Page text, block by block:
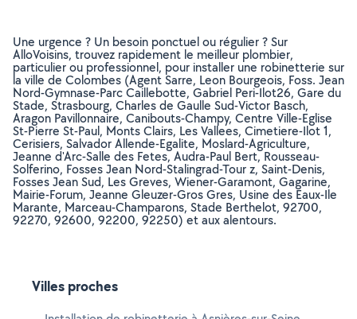
Une urgence ? Un besoin ponctuel ou régulier ? Sur
AlloVoisins, trouvez rapidement le meilleur plombier,
particulier ou professionnel, pour installer une robinetterie sur
la ville de Colombes (Agent Sarre, Leon Bourgeois, Foss. Jean
Nord-Gymnase-Parc Caillebotte, Gabriel Peri-Ilot26, Gare du
Stade, Strasbourg, Charles de Gaulle Sud-Victor Basch,
Aragon Pavillonnaire, Canibouts-Champy, Centre Ville-Eglise
St-Pierre St-Paul, Monts Clairs, Les Vallees, Cimetiere-Ilot 1,
Cerisiers, Salvador Allende-Egalite, Moslard-Agriculture,
Jeanne d'Arc-Salle des Fetes, Audra-Paul Bert, Rousseau-
Solferino, Fosses Jean Nord-Stalingrad-Tour z, Saint-Denis,
Fosses Jean Sud, Les Greves, Wiener-Garamont, Gagarine,
Mairie-Forum, Jeanne Gleuzer-Gros Gres, Usine des Eaux-Ile
Marante, Marceau-Champarons, Stade Berthelot, 92700,
92270, 92600, 92200, 92250) et aux alentours.
Villes proches